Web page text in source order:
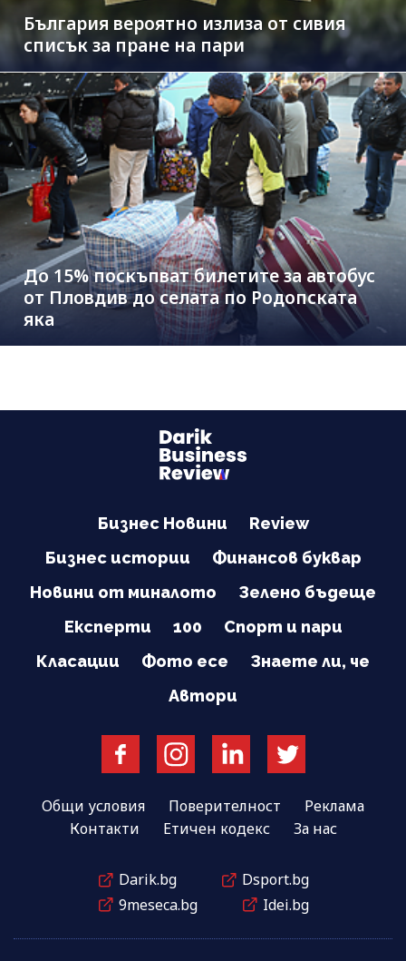
България вероятно излиза от сивия
списък за пране на пари
До 15% поскъпват билетите за автобус
от Пловдив до селата по Родопската
яка
Бизнес Новини
Review
Бизнес истории
Финансов буквар
Новини от миналото
Зелено бъдеще
Експерти
100
Спорт и пари
Класации
Фото есе
Знаете ли, че
Автори
Общи условия Поверителност
Реклама
Контакти
Етичен кодекс За нас
Darik.bg
Dsport.bg
9meseca.bg
Idei.bg